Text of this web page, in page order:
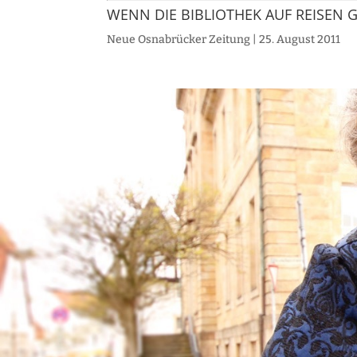
WENN DIE BIBLIOTHEK AUF REISEN
Neue Osnabrücker Zeitung | 25. August 2011